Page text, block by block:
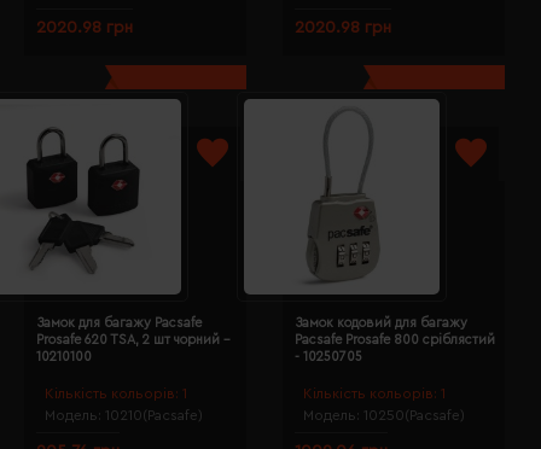
2020.98 грн 2020.98 грн
Кількість кольорів: 1
Модель: 10210(Pacsafe)
Замок для багажу Pacsafe
Prosafe 620 TSA, 2 шт чорний -
10210100
Кількість кольорів: 1
Модель: 10250(Pacsafe)
Замок кодовий для багажу
Pacsafe Prosafe 800 сріблястий
- 10250705